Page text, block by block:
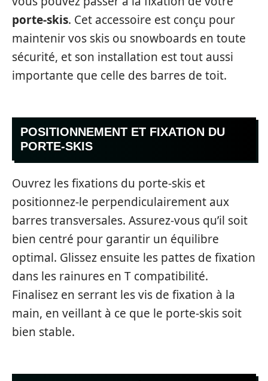
porte-skis. Cet accessoire est conçu pour
maintenir vos skis ou snowboards en toute
sécurité, et son installation est tout aussi
importante que celle des barres de toit.
POSITIONNEMENT ET FIXATION DU
PORTE-SKIS
Ouvrez les fixations du porte-skis et
positionnez-le perpendiculairement aux
barres transversales. Assurez-vous qu’il soit
bien centré pour garantir un équilibre
optimal. Glissez ensuite les pattes de fixation
dans les rainures en T compatibilité.
Finalisez en serrant les vis de fixation à la
main, en veillant à ce que le porte-skis soit
bien stable.